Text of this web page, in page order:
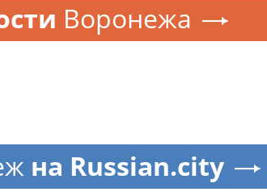
Воронежа
на Russian.city